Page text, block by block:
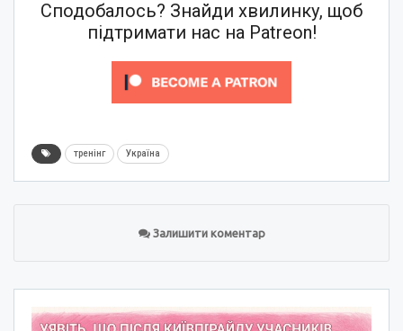
Сподобалось? Знайди хвилинку, щоб
підтримати нас на Patreon!
тренінг Україна
Залишити коментар